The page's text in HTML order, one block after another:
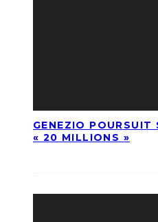
GENEZIO POURSUIT
« 20 MILLIONS »